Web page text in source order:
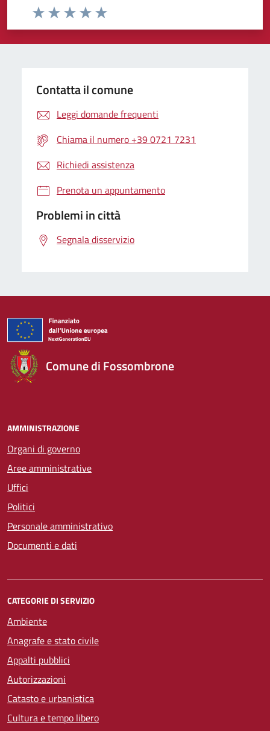
Valuta da 1 a 5 stelle la pagina
Valuta 5 stelle su 5
Valuta 4 stelle su 5
Valuta 3 stelle su 5
Valuta 2 stelle su 5
Valuta 1 stelle su 5
Contatta il comune
Leggi domande frequenti
Chiama il numero +39 0721 7231
Richiedi assistenza
Prenota un appuntamento
Problemi in città
Segnala disservizio
Comune di Fossombrone
AMMINISTRAZIONE
Organi di governo
Aree amministrative
Uffici
Politici
Personale amministrativo
Documenti e dati
CATEGORIE DI SERVIZIO
Ambiente
Anagrafe e stato civile
Appalti pubblici
Autorizzazioni
Catasto e urbanistica
Cultura e tempo libero